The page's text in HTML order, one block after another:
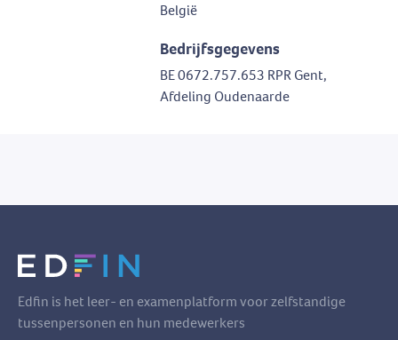
België
Bedrijfsgegevens
BE 0672.757.653 RPR Gent,
Afdeling Oudenaarde
Edfin is het leer- en examenplatform voor zelfstandige
tussenpersonen en hun medewerkers